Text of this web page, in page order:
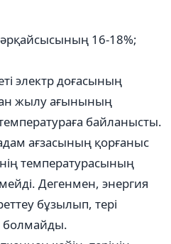
16-18%;
электр доғасының
жылу ағынының
байланысты.
ағзасының қорғаныс
температурасының
Дегенмен, энергия
бұзылып, тері
болмайды.